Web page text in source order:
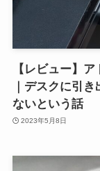
【レビュー】
｜デスクに引
ないという話
2023年5月8日